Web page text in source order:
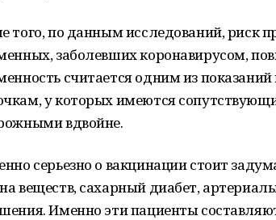
того, по данным исследований, риск
заболевших коронавирусом,
считается одним из
у которых имеются
вдвойне.
серьезно о вакцинации стоит
веществ, сахарный диабет,
Именно эти пациенты